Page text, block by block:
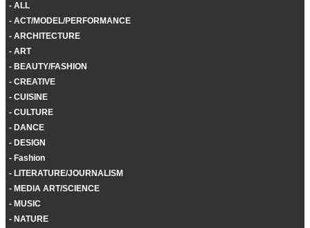
ALL
ACT/MODEL/PERFORMANCE
ARCHITECTURE
ART
BEAUTY/FASHION
CREATIVE
CUISINE
CULTURE
DANCE
DESIGN
Fashion
LITERATURE/JOURNALISM
MEDIA ART/SCIENCE
MUSIC
NATURE